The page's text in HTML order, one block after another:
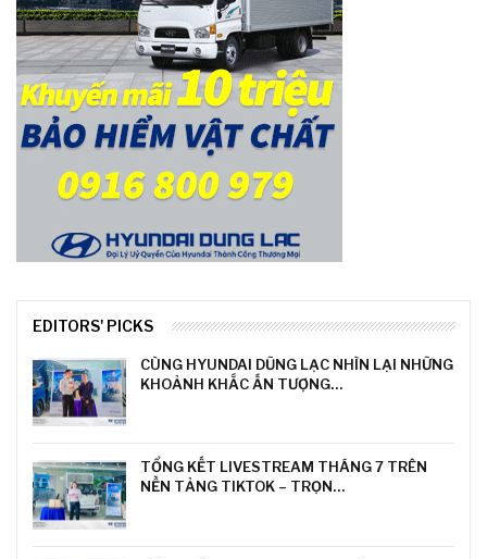
EDITORS' PICKS
CÙNG HYUNDAI DŨNG LẠC NHÌN LẠI NHỮNG
KHOẢNH KHẮC ẤN TƯỢNG…
TỔNG KẾT LIVESTREAM THÁNG 7 TRÊN
NỀN TẢNG TIKTOK – TRỌN…